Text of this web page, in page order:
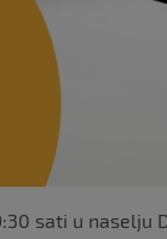
sati u naselju